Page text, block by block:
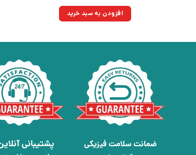
۵۴۰,۰۰۰تومان
بود.
افزودن به سبد خرید
ضمانت سلامت فیزیکی